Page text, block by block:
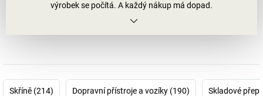
výrobek se počítá. A každý nákup má dopad.
Skříně (214) Dopravní přístroje a vozíky (190) Skladové